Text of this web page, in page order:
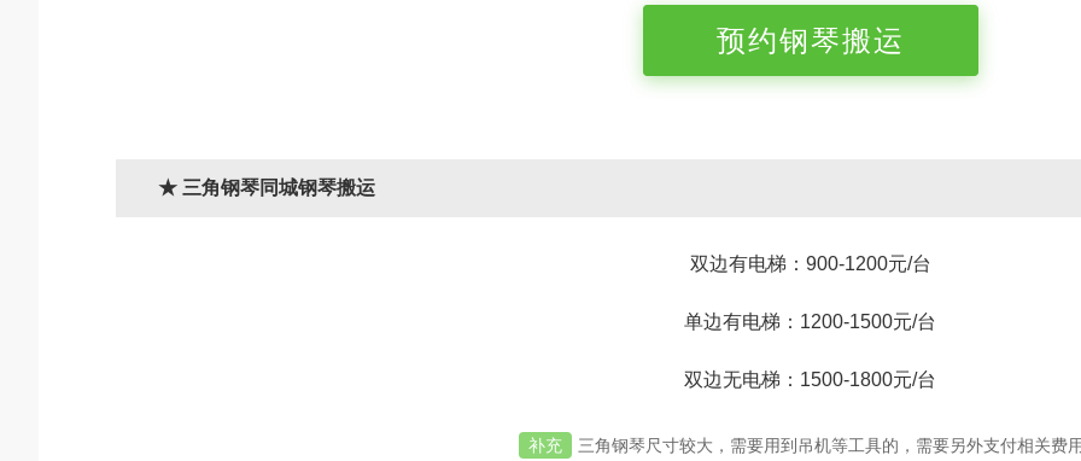
预约钢琴搬运
★ 三角钢琴同城钢琴搬运
双边有电梯：900-1200元/台
单边有电梯：1200-1500元/台
双边无电梯：1500-1800元/台
补充 三角钢琴尺寸较大，需要用到吊机等工具的，需要另外支付相关费